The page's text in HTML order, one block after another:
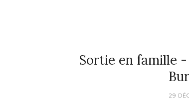
Sortie en famille
29